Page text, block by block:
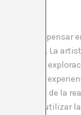
podemos pensar
La
como las
nuestras
de la
podemos utilizar la